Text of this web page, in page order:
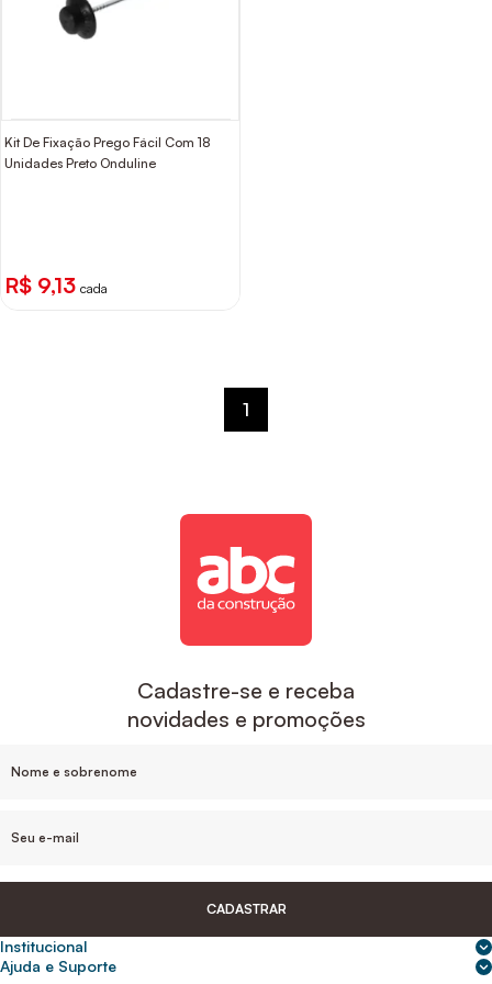
Kit De Fixação Prego Fácil Com 18
Unidades Preto Onduline
R$ 9,13 cada
1
Cadastre-se e receba
novidades e promoções
CADASTRAR
Institucional
Sobre nós
Ajuda e Suporte